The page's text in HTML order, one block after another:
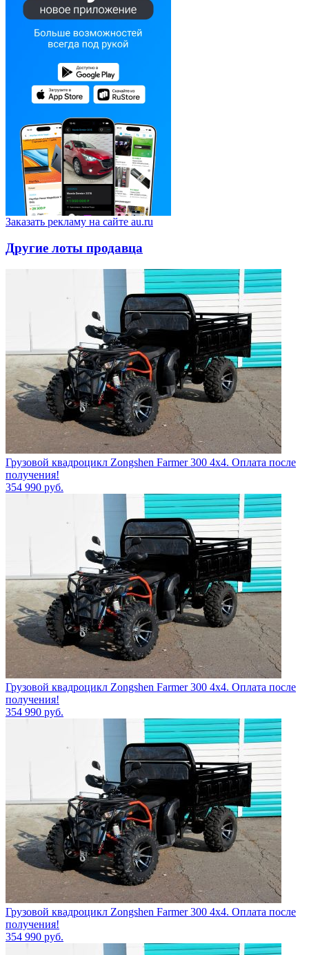
Заказать рекламу на сайте au.ru
Другие лоты продавца
Грузовой квадроцикл Zongshen Farmer 300 4х4. Оплата после
получения!
354 990 руб.
Грузовой квадроцикл Zongshen Farmer 300 4х4. Оплата после
получения!
354 990 руб.
Грузовой квадроцикл Zongshen Farmer 300 4х4. Оплата после
получения!
354 990 руб.